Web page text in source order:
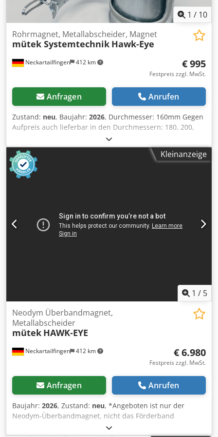
1 / 10
Neckartailfingen 412 km
Rohrmagnet, Metallabscheider, Magnet
mütek Systemtechnik Hawk-Eye
€ 995
Festpreis zzgl. MwSt.
Anfragen Anrufen
Zustand: neu, Baujahr: 2026, Durchmesser: 160mm Gegen
Aufpreis auch lieferbar in den Durchmessern: 180, 200,
250, 300 weitere Durchmesser auf Anfrage. Sehr stabile
Industrieausführung. Ideal zum Separieren von
Nägeln/Metallteilen aus Materialströmen. Dcjdpfx
Aschuvremnok Beispielsweise nach einem Holzshredder.
inklusive 3 extrem leistungsstarken Magneten * auf
Ferrit Ihre Vorteile: + Extrem große Revisionstüre mit
Dichtung für leichtes Abstreifen der Nägel + Stabiler
Schnell-Verschluss + Made in Germany Revisionstüre /
Kleinanzeige
1 / 5
Neckartailfingen 412 km
Neodym Überbandmagnet,
Metallabscheider
mütek HAWK-EYE
€ 6.980
Festpreis zzgl. MwSt.
Anfragen Anrufen
Baujahr: 2026, Zustand: neu, *Angeboten ist nur der
Neodym-Überbandmagnet, nicht das Förderband
darunter. *Neodym Magnete gehören zu den stärksten